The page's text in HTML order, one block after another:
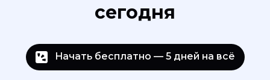
сегодня
Начать бесплатно — 5 дней на всё